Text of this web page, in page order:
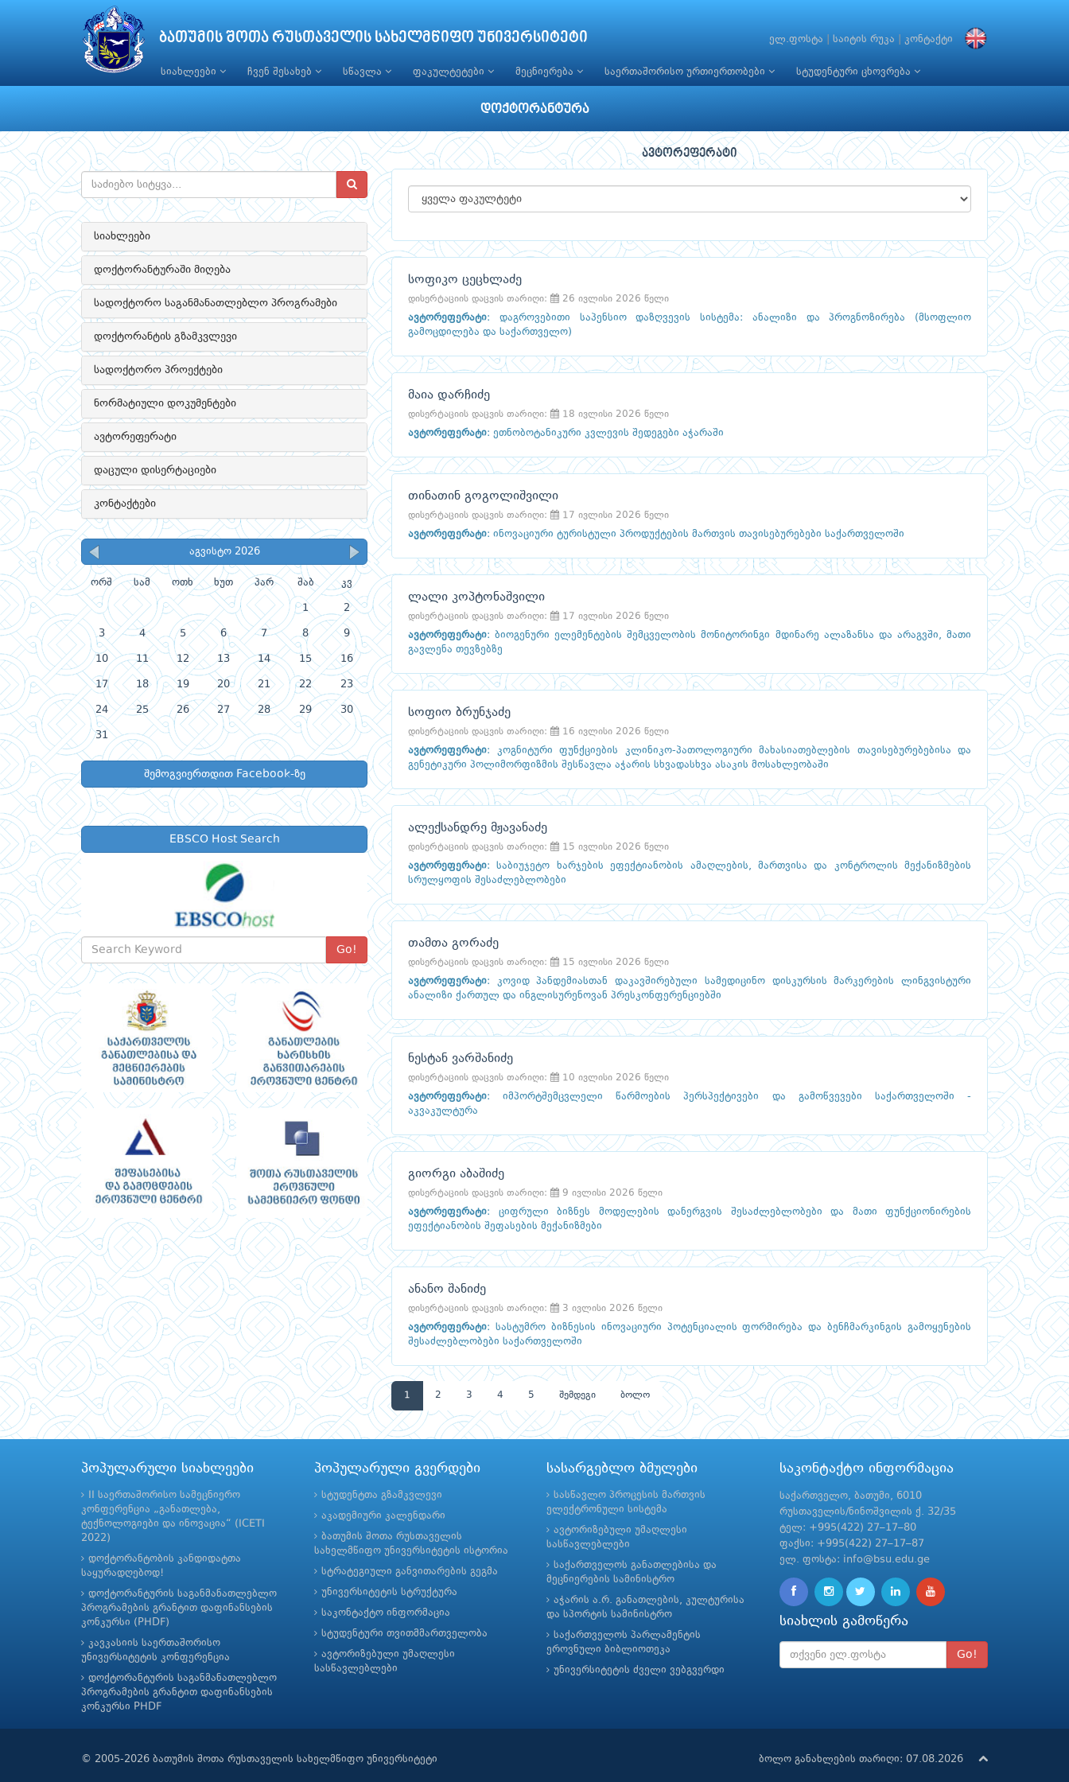
ბათუმის შოთა რუსთაველის სახელმწიფო უნივერსიტეტი ელ.ფოსტა საიტის რუკა კონტაქტი
სიახლეები ჩვენ შესახებ სწავლა ფაკულტეტები მეცნიერება საერთაშორისო ურთიერთობები სტუდენტური ცხოვრება
დოქტორანტურა
სიახლეები
დოქტორანტურაში მიღება
სადოქტორო საგანმანათლებლო პროგრამები
დოქტორანტის გზამკვლევი
სადოქტორო პროექტები
ნორმატიული დოკუმენტები
ავტორეფერატი
დაცული დისერტაციები
კონტაქტები
აგვისტო 2026
ორშ სამ ოთხ ხუთ პარ შაბ კვ
1 2
3 4 5 6 7 8 9
10 11 12 13 14 15 16
17 18 19 20 21 22 23
24 25 26 27 28 29 30
31
შემოგვიერთდით Facebook-ზე
EBSCO Host Search
Go!
ავტორეფერატი
სოფიკო ცეცხლაძე
დისერტაციის დაცვის თარიღი: 26 ივლისი 2026 წელი
ავტორეფერატი: დაგროვებითი საპენსიო დაზღვევის სისტემა: ანალიზი და პროგნოზირება (მსოფლიო
გამოცდილება და საქართველო)
მაია დარჩიძე
დისერტაციის დაცვის თარიღი: 18 ივლისი 2026 წელი
ავტორეფერატი: ეთნობოტანიკური კვლევის შედეგები აჭარაში
თინათინ გოგოლიშვილი
დისერტაციის დაცვის თარიღი: 17 ივლისი 2026 წელი
ავტორეფერატი: ინოვაციური ტურისტული პროდუქტების მართვის თავისებურებები საქართველოში
ლალი კოპტონაშვილი
დისერტაციის დაცვის თარიღი: 17 ივლისი 2026 წელი
ავტორეფერატი:ბიოგენური ელემენტების შემცველობის მონიტორინგი მდინარე ალაზანსა და არაგვში, მათი
გავლენა თევზებზე
სოფიო ბრუნჯაძე
დისერტაციის დაცვის თარიღი: 16 ივლისი 2026 წელი
ავტორეფერატი: კოგნიტური ფუნქციების კლინიკო-პათოლოგიური მახასიათებლების თავისებურებებისა და
გენეტიკური პოლიმორფიზმის შესწავლა აჭარის სხვადასხვა ასაკის მოსახლეობაში
ალექსანდრე მჟავანაძე
დისერტაციის დაცვის თარიღი: 15 ივლისი 2026 წელი
ავტორეფერატი:საბიუჯეტო ხარჯების ეფექტიანობის ამაღლების, მართვისა და კონტროლის მექანიზმების
სრულყოფის შესაძლებლობები
თამთა გორაძე
დისერტაციის დაცვის თარიღი: 15 ივლისი 2026 წელი
ავტორეფერატი: კოვიდ პანდემიასთან დაკავშირებული სამედიცინო დისკურსის მარკერების ლინგვისტური
ანალიზი ქართულ და ინგლისურენოვან პრესკონფერენციებში
ნესტან ვარშანიძე
დისერტაციის დაცვის თარიღი: 10 ივლისი 2026 წელი
ავტორეფერატი:იმპორტშემცვლელი წარმოების პერსპექტივები და გამოწვევები საქართველოში -
აკვაკულტურა
გიორგი აბაშიძე
დისერტაციის დაცვის თარიღი: 9 ივლისი 2026 წელი
ავტორეფერატი: ციფრული ბიზნეს მოდელების დანერგვის შესაძლებლობები და მათი ფუნქციონირების
ეფექტიანობის შეფასების მექანიზმები
ანანო შანიძე
დისერტაციის დაცვის თარიღი: 3 ივლისი 2026 წელი
ავტორეფერატი: სასტუმრო ბიზნესის ინოვაციური პოტენციალის ფორმირება და ბენჩმარკინგის გამოყენების
შესაძლებლობები საქართველოში
1 2 3 4 5 შემდეგი ბოლო
პოპულარული სიახლეები
II საერთაშორისო სამეცნიერო
კონფერენცია „განათლება,
ტექნოლოგიები და ინოვაცია“ (ICETI
2022)
დოქტორანტობის კანდიდატთა
საყურადღებოდ!
დოქტორანტურის საგანმანათლებლო
პროგრამების გრანტით დაფინანსების
კონკურსი (PHDF)
კავკასიის საერთაშორისო
უნივერსიტეტის კონფერენცია
დოქტორანტურის საგანმანათლებლო
პროგრამების გრანტით დაფინანსების
კონკურსი PHDF
პოპულარული გვერდები
სტუდენტთა გზამკვლევი
აკადემიური კალენდარი
ბათუმის შოთა რუსთაველის
სახელმწიფო უნივერსიტეტის ისტორია
სტრატეგიული განვითარების გეგმა
უნივერსიტეტის სტრუქტურა
საკონტაქტო ინფორმაცია
სტუდენტური თვითმმართველობა
ავტორიზებული უმაღლესი
სასწავლებლები
სასარგებლო ბმულები
სასწავლო პროცესის მართვის
ელექტრონული სისტემა
ავტორიზებული უმაღლესი
სასწავლებლები
საქართველოს განათლებისა და
მეცნიერების სამინისტრო
აჭარის ა.რ. განათლების, კულტურისა
და სპორტის სამინისტრო
საქართველოს პარლამენტის
ეროვნული ბიბლიოთეკა
უნივერსიტეტის ძველი ვებგვერდი
საკონტაქტო ინფორმაცია
საქართველო, ბათუმი, 6010
რუსთაველის/ნინოშვილის ქ. 32/35
ტელ: +995(422) 27–17–80
ფაქსი: +995(422) 27–17–87
ელ. ფოსტა: info@bsu.edu.ge
სიახლის გამოწერა
Go!
© 2005-2026 ბათუმის შოთა რუსთაველის სახელმწიფო უნივერსიტეტი ბოლო განახლების თარიღი: 07.08.2026